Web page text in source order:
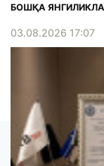
БОШҚА
03.08.2026 17:07